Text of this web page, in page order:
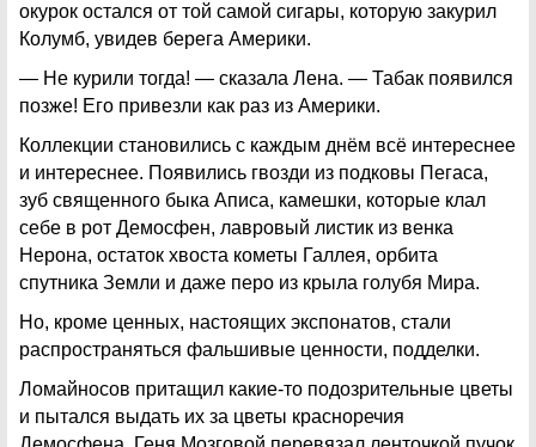
окурок остался от той самой сигары, которую закурил
Колумб, увидев берега Америки.
— Не курили тогда! — сказала Лена. — Табак появился
позже! Его привезли как раз из Америки.
Коллекции становились с каждым днём всё интереснее
и интереснее. Появились гвозди из подковы Пегаса,
зуб священного быка Аписа, камешки, которые клал
себе в рот Демосфен, лавровый листик из венка
Нерона, остаток хвоста кометы Галлея, орбита
спутника Земли и даже перо из крыла голубя Мира.
Но, кроме ценных, настоящих экспонатов, стали
распространяться фальшивые ценности, подделки.
Ломайносов притащил какие-то подозрительные цветы
и пытался выдать их за цветы красноречия